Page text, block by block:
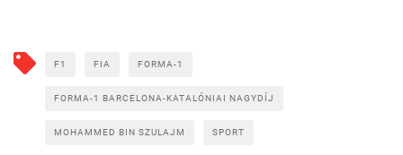
F1 FIA FORMA-1
FORMA-1 BARCELONA-KATALÓNIAI NAGYDÍJ
MOHAMMED BIN SZULAJM SPORT